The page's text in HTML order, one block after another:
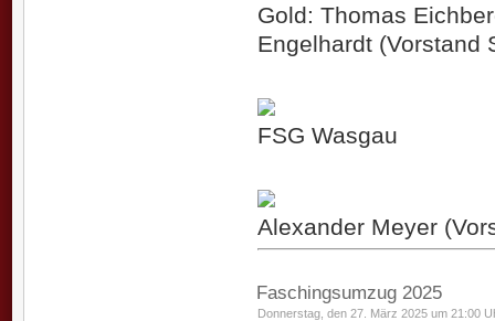
Gold: Thomas
Engelhardt (Vorstand
FSG Wasgau
Alexander Meyer
Faschingsumzug 2025
Donnerstag, den 27. März 2025 um 21:00